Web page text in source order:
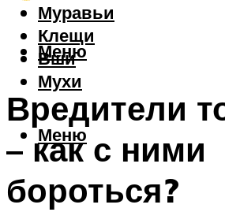
Муравьи
Клещи
Вши
Мухи
Меню
Меню
Вредители
– как с ними
бороться?